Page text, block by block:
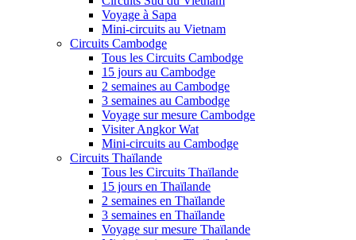
Voyage à Sapa
Mini-circuits au Vietnam
Circuits Cambodge
Tous les Circuits Cambodge
15 jours au Cambodge
2 semaines au Cambodge
3 semaines au Cambodge
Voyage sur mesure Cambodge
Visiter Angkor Wat
Mini-circuits au Cambodge
Circuits Thaïlande
Tous les Circuits Thaïlande
15 jours en Thaïlande
2 semaines en Thaïlande
3 semaines en Thaïlande
Voyage sur mesure Thaïlande